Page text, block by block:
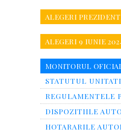
ALEGERI
ALEGERI 9 IUNIE
MONITORUL
STATUTUL
REGULAMENTELE
DISPOZITIILE
HOTARARILE